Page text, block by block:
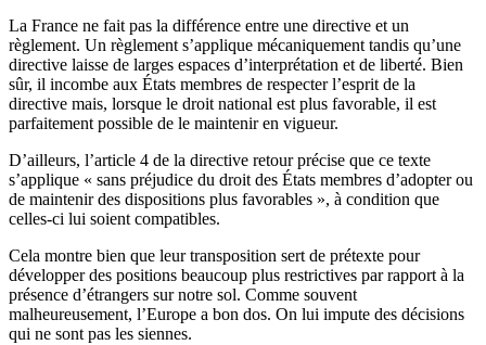
La France ne fait pas la différence entre une directive et un
règlement. Un règlement s’applique mécaniquement tandis qu’une
directive laisse de larges espaces d’interprétation et de liberté. Bien
sûr, il incombe aux États membres de respecter l’esprit de la
directive mais, lorsque le droit national est plus favorable, il est
parfaitement possible de le maintenir en vigueur.
D’ailleurs, l’article 4 de la directive retour précise que ce texte
s’applique « sans préjudice du droit des États membres d’adopter ou
de maintenir des dispositions plus favorables », à condition que
celles-ci lui soient compatibles.
Cela montre bien que leur transposition sert de prétexte pour
développer des positions beaucoup plus restrictives par rapport à la
présence d’étrangers sur notre sol. Comme souvent
malheureusement, l’Europe a bon dos. On lui impute des décisions
qui ne sont pas les siennes.